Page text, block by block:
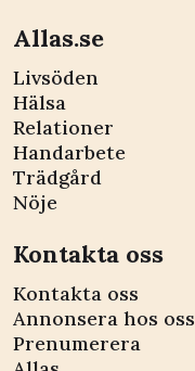
Allas.se
Livsöden
Hälsa
Relationer
Handarbete
Trädgård
Nöje
Kontakta oss
Kontakta oss
Annonsera hos oss
Prenumerera